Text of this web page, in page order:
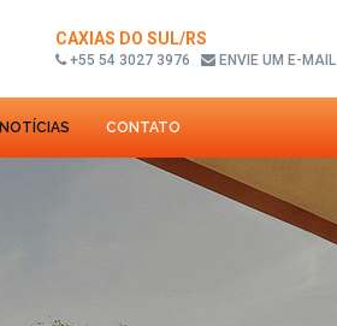
CAXIAS DO SUL/RS
+55 54 3027 3976 ENVIE UM E-MAIL
NOTÍCIAS CONTATO